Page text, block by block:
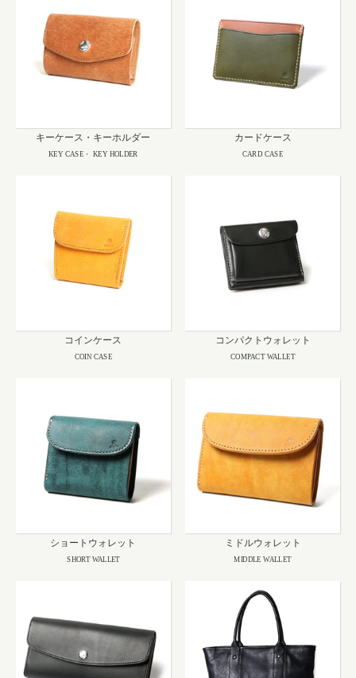
キーケース・キーホルダー
KEY CASE・ KEY HOLDER
カードケース
CARD CASE
コインケース
COIN CASE
コンパクトウォレット
COMPACT WALLET
ショートウォレット
SHORT WALLET
ミドルウォレット
MIDDLE WALLET